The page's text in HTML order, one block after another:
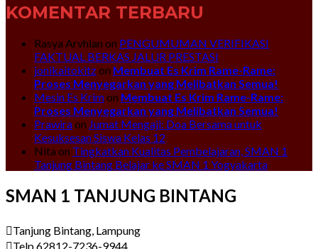
KOMENTAR TERBARU
Rasya Arvhian on PENGUMUMAN VERIFIKASI
FAKTUAL BERKAS JALUR PRESTASI
jonikaitokitzon Membuat Es Krim Rame-Rame:
Proses Menyegarkan yang Melibatkan Semua!
Mesin Es Krimon Membuat Es Krim Rame-Rame:
Proses Menyegarkan yang Melibatkan Semua!
Prawiraon Jumat Mengaji: Doa Bersama untuk
Kesuksesan Siswa Kelas 12
Nita on Tingkatkan Kualitas Pembelajaran, SMAN 1
Tanjung Bintang Belajar ke SMAN 1 Yogyakarta
SMAN 1 TANJUNG BINTANG
Tanjung Bintang, Lampung
Telp 62812-7236-9944